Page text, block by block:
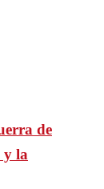
de
y la